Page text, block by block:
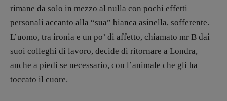
Vampirismi
Zong!
DIRETTRICE RESPONSABILE
Antonella Marrone
REDAZIONE
rimane da solo in mezzo al nulla con pochi effetti
personali accanto alla “sua” bianca asinella, sofferente.
L’uomo, tra ironia e un po’ di affetto, chiamato mr B dai
suoi colleghi di lavoro, decide di ritornare a Londra,
anche a piedi se necessario, con l’animale che gli ha
toccato il cuore.